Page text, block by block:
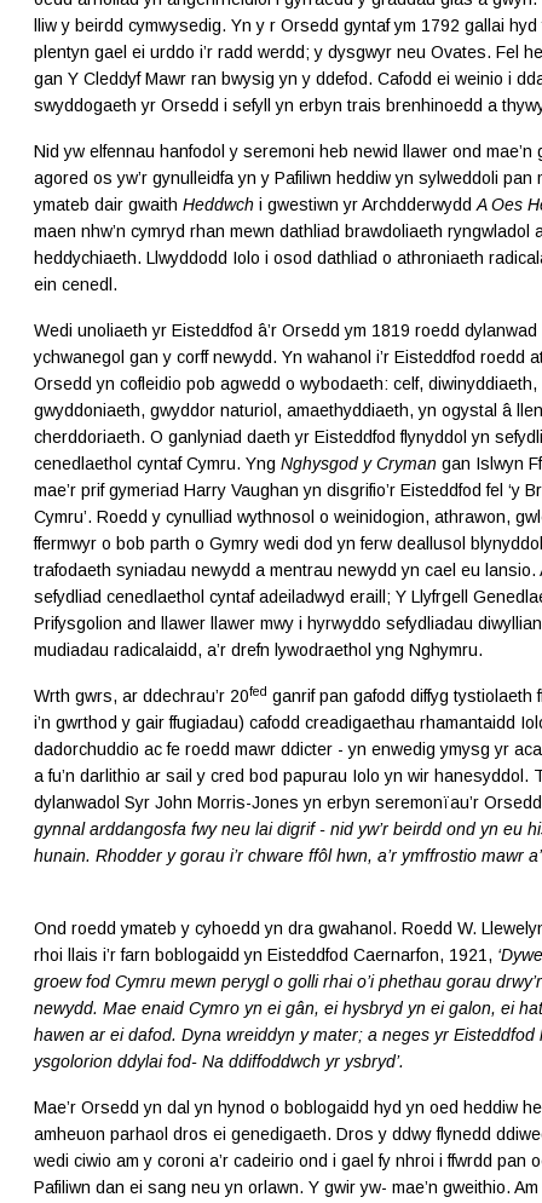
lliw y beirdd cymwysedig. Yn y r Orsedd gyntaf ym 1792 gallai
plentyn gael ei urddo i’r radd werdd; y dysgwyr neu Ovates. Fel
gan Y Cleddyf Mawr ran bwysig yn y ddefod. Cafodd ei weinio i
swyddogaeth yr Orsedd i sefyll yn erbyn trais brenhinoedd a
Nid yw elfennau hanfodol y seremoni heb newid llawer ond mae’n
agored os yw’r gynulleidfa yn y Pafiliwn heddiw yn sylweddoli pan
ymateb dair gwaith Heddwch i gwestiwn yr ArchdderwyddA Oes
maen nhw’n cymryd rhan mewn dathliad brawdoliaeth ryngwladol
heddychiaeth. Llwyddodd Iolo i osod dathliad o athroniaeth
ein cenedl.
Wedi unoliaeth yr Eisteddfod â’r Orsedd ym 1819 roedd dylanwad
ychwanegol gan y corff newydd. Yn wahanol i’r Eisteddfod roedd
Orsedd yn cofleidio pob agwedd o wybodaeth: celf, diwinyddiaeth,
gwyddoniaeth, gwyddor naturiol, amaethyddiaeth, yn ogystal â
cherddoriaeth. O ganlyniad daeth yr Eisteddfod flynyddol yn
cenedlaethol cyntaf Cymru. Yng Nghysgod y Cryman gan Islwyn
mae’r prif gymeriad Harry Vaughan yn disgrifio’r Eisteddfod fel ‘y
Cymru’. Roedd y cynulliad wythnosol o weinidogion, athrawon,
ffermwyr o bob parth o Gymry wedi dod yn ferw deallusol
trafodaeth syniadau newydd a mentrau newydd yn cael eu lansio.
sefydliad cenedlaethol cyntaf adeiladwyd eraill; Y Llyfrgell
Prifysgolion and llawer llawer mwy i hyrwyddo sefydliadau
mudiadau radicalaidd, a’r drefn lywodraethol yng Nghymru.
Wrth gwrs, ar ddechrau’r 20fed ganrif pan gafodd diffyg tystiolaeth
i’n gwrthod y gair ffugiadau) cafodd creadigaethau rhamantaidd
dadorchuddio ac fe roedd mawr ddicter - yn enwedig ymysg yr
a fu’n darlithio ar sail y cred bod papurau Iolo yn wir hanesyddol.
dylanwadol Syr John Morris-Jones yn erbyn seremonïau’r
gynnal arddangosfa fwy neu lai digrif - nid yw’r beirdd ond yn eu
hunain. Rhodder y gorau i’r chware ffôl hwn, a’r ymffrostio mawr
Ond roedd ymateb y cyhoedd yn dra gwahanol. Roedd W.
rhoi llais i’r farn boblogaidd yn Eisteddfod Caernarfon, 1921,
groew fod Cymru mewn perygl o golli rhai o’i phethau gorau
newydd. Mae enaid Cymro yn ei gân, ei hysbryd yn ei galon, ei
hawen ar ei dafod. Dyna wreiddyn y mater; a neges yr Eisteddfod
ysgolorion ddylai fod- Na ddiffoddwch yr ysbryd’.
Mae’r Orsedd yn dal yn hynod o boblogaidd hyd yn oed heddiw
amheuon parhaol dros ei genedigaeth. Dros y ddwy flynedd
wedi ciwio am y coroni a’r cadeirio ond i gael fy nhroi i ffwrdd pan
Pafiliwn dan ei sang neu yn orlawn. Y gwir yw- mae’n gweithio.